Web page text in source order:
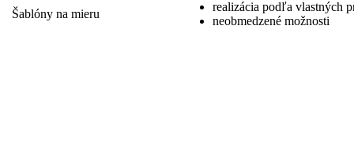
Šablóny na mieru
realizácia podľa vlastných
neobmedzené možnosti